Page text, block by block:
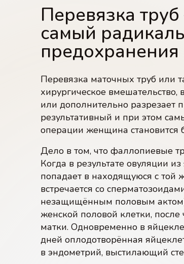
Перевязка
самый
предохранения
Перевязка маточных труб или
хирургическое
или дополнительно
результативный и при этом
операции женщина становится
Дело в том, что фаллопиевые
Когда в результате овуляции
попадает в находящуюся с той
встречается со
незащищённым половым
женской половой клетки, после
матки. Одновременно в
дней оплодотворённая
в эндометрий, выстилающий